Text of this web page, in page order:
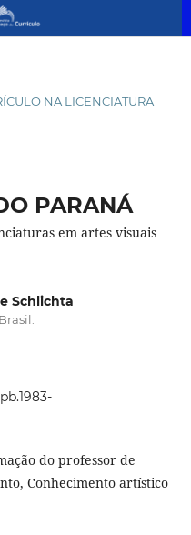
NA LICENCIATURA
PARANÁ
em artes visuais
Schlichta
do professor de
Conhecimento artístico